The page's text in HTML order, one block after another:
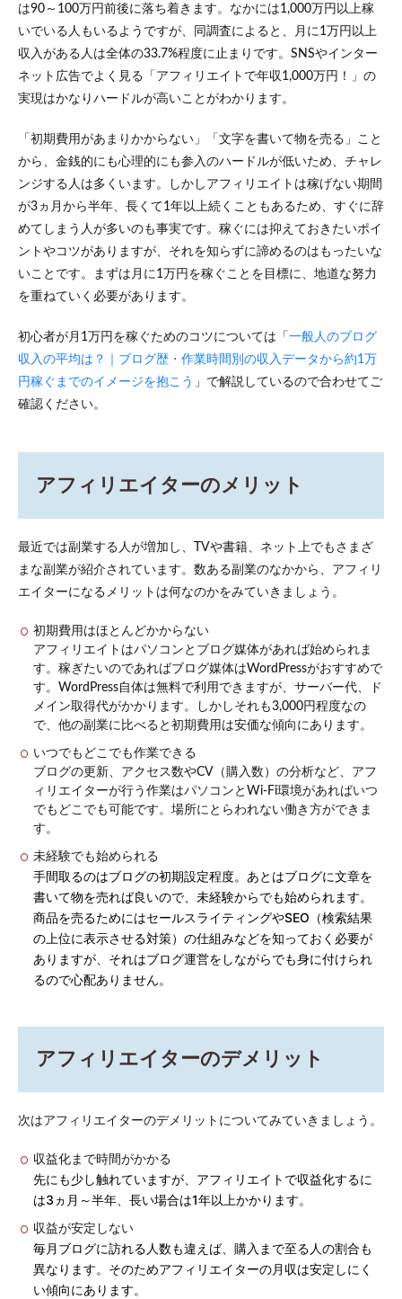
は90～100万円前後に落ち着きます。なかには1,000万円以上稼
いでいる人もいるようですが、同調査によると、月に1万円以上
収入がある人は全体の33.7%程度に止まりです。SNSやインター
ネット広告でよく見る「アフィリエイトで年収1,000万円！」の
実現はかなりハードルが高いことがわかります。
「初期費用があまりかからない」「文字を書いて物を売る」こと
から、金銭的にも心理的にも参入のハードルが低いため、チャレ
ンジする人は多くいます。しかしアフィリエイトは稼げない期間
が3ヵ月から半年、長くて1年以上続くこともあるため、すぐに辞
めてしまう人が多いのも事実です。稼ぐには抑えておきたいポイ
ントやコツがありますが、それを知らずに諦めるのはもったいな
いことです。まずは月に1万円を稼ぐことを目標に、地道な努力
を重ねていく必要があります。
初心者が月1万円を稼ぐためのコツについては「 一般人のブログ
収入の平均は？｜ブログ歴・作業時間別の収入データから約1万
円稼ぐまでのイメージを抱こう 」で解説しているので合わせてご
確認ください。
アフィリエイターのメリット
最近では副業する人が増加し、TVや書籍、ネット上でもさまざ
まな副業が紹介されています。数ある副業のなかから、アフィリ
エイターになるメリットは何なのかをみていきましょう。
初期費用はほとんどかからない
アフィリエイトはパソコンとブログ媒体があれば始められま
す。稼ぎたいのであればブログ媒体はWordPressがおすすめで
す。WordPress自体は無料で利用できますが、サーバー代、ド
メイン取得代がかかります。しかしそれも3,000円程度なの
で、他の副業に比べると初期費用は安価な傾向にあります。
いつでもどこでも作業できる
ブログの更新、アクセス数やCV（購入数）の分析など、アフ
ィリエイターが行う作業はパソコンとWi-Fi環境があればいつ
でもどこでも可能です。場所にとらわれない働き方ができま
す。
未経験でも始められる
手間取るのはブログの初期設定程度。あとはブログに文章を
書いて物を売れば良いので、未経験からでも始められます。
商品を売るためにはセールスライティングやSEO（検索結果
の上位に表示させる対策）の仕組みなどを知っておく必要が
ありますが、それはブログ運営をしながらでも身に付けられ
るので心配ありません。
アフィリエイターのデメリット
次はアフィリエイターのデメリットについてみていきましょう。
収益化まで時間がかかる
先にも少し触れていますが、アフィリエイトで収益化するに
は3ヵ月～半年、長い場合は1年以上かかります。
収益が安定しない
毎月ブログに訪れる人数も違えば、購入まで至る人の割合も
異なります。そのためアフィリエイターの月収は安定しにく
い傾向にあります。